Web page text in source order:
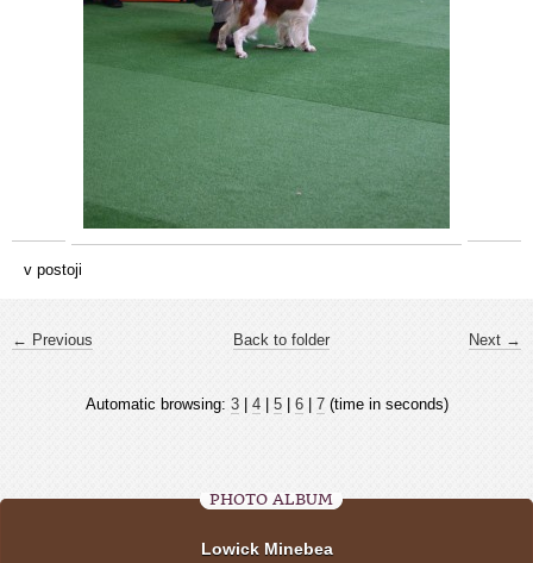
v postoji
← Previous Next →
Back to folder
Automatic browsing: 3| 4| 5| 6| 7(time in seconds)
PHOTO ALBUM
Lowick Minebea